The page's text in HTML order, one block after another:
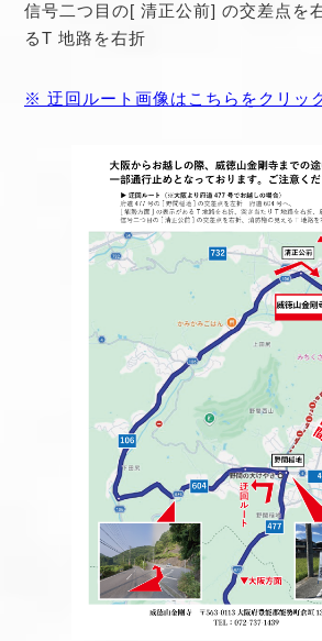
信号⼆つ⽬の[ 清正公前] の交差点を
るT 地路を右折
※ 迂回ルート画像はこちらをクリッ